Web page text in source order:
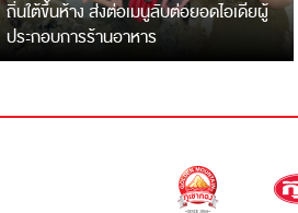
ถิ่นใต้ขึ้นห้าง ส่งต่อเมนูลับต่อยอดไอเดียผู้
ประกอบการร้านอาหาร